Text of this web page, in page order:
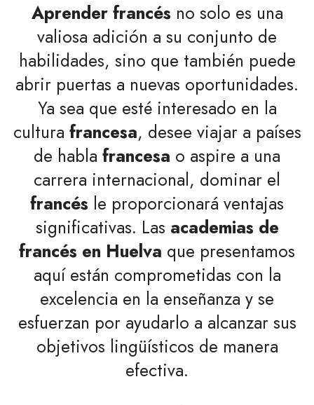
Aprender francés no solo es una
valiosa adición a su conjunto de
habilidades, sino que también puede
abrir puertas a nuevas oportunidades.
Ya sea que esté interesado en la
cultura francesa, desee viajar a países
de habla francesa o aspire a una
carrera internacional, dominar el
francés le proporcionará ventajas
significativas. Las academias de
francés en Huelva que presentamos
aquí están comprometidas con la
excelencia en la enseñanza y se
esfuerzan por ayudarlo a alcanzar sus
objetivos lingüísticos de manera
efectiva.